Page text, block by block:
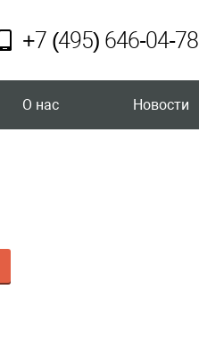
+7 (495) 646-04-78
О нас Новости